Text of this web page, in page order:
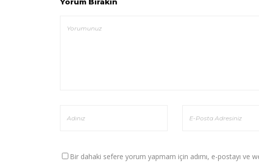
Bir dahaki sefere yorum yapmam için adımı, e-postayı ve